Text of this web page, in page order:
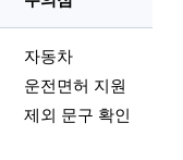
자동차
운전면허 지원
제외 문구 확인